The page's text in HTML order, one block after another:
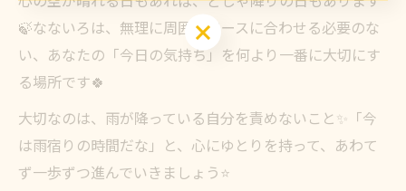
🍃なないろは、無理に周囲のペースに合わせる必要のな
い、あなたの「今日の気持ち」を何より一番に大切にす
る場所です🍀
大切なのは、雨が降っている自分を責めないこと✨「今
は雨宿りの時間だな」と、心にゆとりを持って、あわて
ず一歩ずつ進んでいきましょう⭐
お問い合わせはこちら